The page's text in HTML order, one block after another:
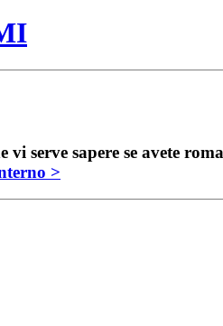
serve sapere se avete
>